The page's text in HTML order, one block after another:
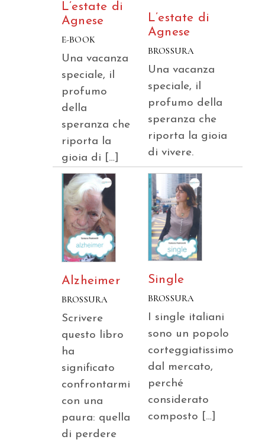
L’estate di
Agnese
E-BOOK
Una vacanza
speciale, il
profumo
della
speranza che
riporta la
gioia di […]
L’estate di
Agnese
BROSSURA
Una vacanza
speciale, il
profumo della
speranza che
riporta la gioia
di vivere.
Alzheimer
BROSSURA
Scrivere
questo libro
ha
significato
confrontarmi
con una
paura: quella
di perdere
Single
BROSSURA
I single italiani
sono un popolo
corteggiatissimo
dal mercato,
perché
considerato
composto […]